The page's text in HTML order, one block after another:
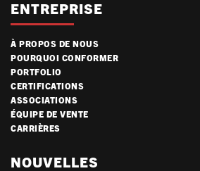
ENTREPRISE
À PROPOS DE NOUS
POURQUOI CONFORMER
PORTFOLIO
CERTIFICATIONS
ASSOCIATIONS
ÉQUIPE DE VENTE
CARRIÈRES
NOUVELLES